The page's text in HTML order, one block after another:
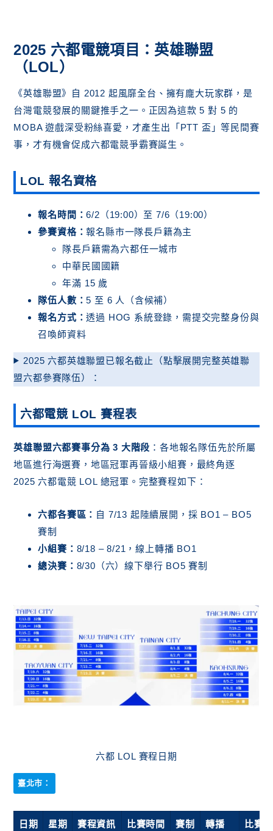
2025 六都電競項目：英雄聯盟
（LOL）
《英雄聯盟》自 2012 起風靡全台、擁有龐大玩家群，是
台灣電競發展的關鍵推手之一。正因為這款 5 對 5 的
MOBA 遊戲深受粉絲喜愛，才產生出「PTT 盃」等民間賽
事，才有機會促成六都電競爭霸賽誕生。
LOL 報名資格
報名時間：6/2（19:00）至 7/6（19:00）
參賽資格：報名縣市一隊長戶籍為主
隊長戶籍需為六都任一城市
中華民國國籍
年滿 15 歲
隊伍人數：5 至 6 人（含候補）
報名方式：透過 HOG 系統登錄，需提交完整身份與
召喚師資料
2025 六都英雄聯盟已報名截止（點擊展開完整英雄聯
盟六都參賽隊伍）：
六都電競 LOL 賽程表
英雄聯盟六都賽事分為 3 大階段 ：各地報名隊伍先於所屬
地區進行海選賽，地區冠軍再晉級小組賽，最終角逐
2025 六都電競 LOL 總冠軍。完整賽程如下：
六都各賽區： 自 7/13 起陸續展開，採 BO1 – BO5
賽制
小組賽： 8/18 – 8/21，線上轉播 BO1
總決賽： 8/30（六）線下舉行 BO5 賽制
六都 LOL 賽程日期
臺北市：
日期 星期 賽程資訊 比賽時間 賽制 轉播 比賽